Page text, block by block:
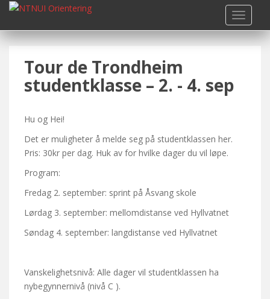
i
Tour de Trondheim
studentklasse – 2. - 4. sep
Hu og Hei!
Det er muligheter å melde seg på studentklassen her.
Pris: 30kr per dag. Huk av for hvilke dager du vil løpe.
Program:
Fredag 2. september: sprint på Åsvang skole
Lørdag 3. september: mellomdistanse ved Hyllvatnet
Søndag 4. september: langdistanse ved Hyllvatnet
Vanskelighetsnivå: Alle dager vil studentklassen ha
nybegynnernivå (nivå C ).